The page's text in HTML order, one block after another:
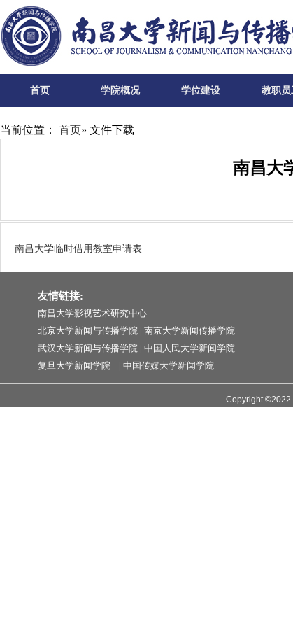
首页 学院概况 学位建设 教职员
当前位置： 首页» 文件下载
南昌大
南昌大学临时借用教室申请表
友情链接:
南昌大学影视艺术研究中心
北京大学新闻与传播学院 | 南京大学新闻传播学院
武汉大学新闻与传播学院 | 中国人民大学新闻学院
复旦大学新闻学院
| 中国传媒大学新闻学院
Copyright ©2022